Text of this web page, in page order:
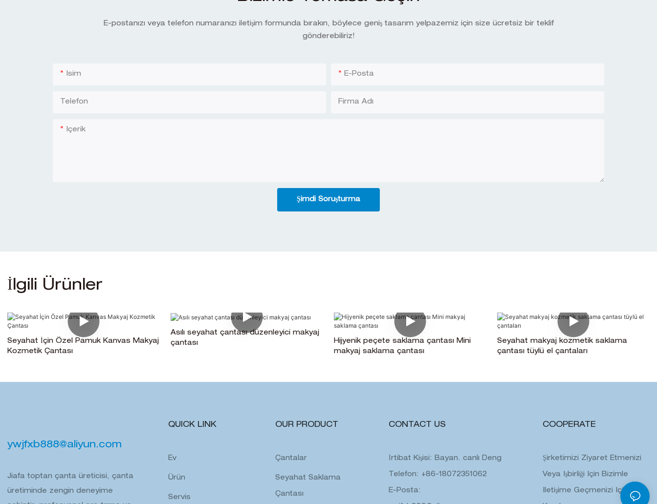
E-postanızı veya telefon numaranızı iletişim formunda bırakın, böylece geniş tasarım yelpazemiz için size ücretsiz bir teklif
gönderebiliriz!
Isim E-Posta
Telefon Firma Adı
Içerik
Şimdi Soruşturma
İlgili Ürünler
Seyahat İçin Özel Pamuk Kanvas Makyaj
Kozmetik Çantası
Asılı seyahat çantası düzenleyici makyaj
çantası
Hijyenik peçete saklama çantası Mini
makyaj saklama çantası
Seyahat makyaj kozmetik saklama
çantası tüylü el çantaları
ywjfxb888@aliyun.com
Jiafa toptan çanta üreticisi, çanta
üretiminde zengin deneyime
QUICK LINK
Ev
Ürün
Servis
OUR PRODUCT
Çantalar
Seyahat Saklama
Çantası
CONTACT US
İrtibat Kişisi: Bayan. canlı Deng
Telefon: +86-18072351062
E-Posta:
COOPERATE
Şirketimizi Ziyaret Etmenizi
Veya Işbirliği Için Bizimle
Iletişime Geçmenizi Içtenlikle